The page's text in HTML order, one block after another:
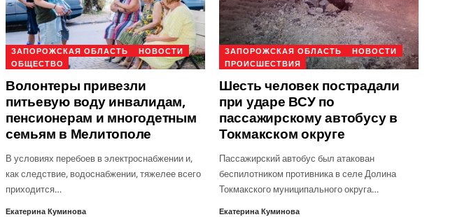
ЗАПОРОЖСКАЯ ОБЛАСТЬ
НОВОСТИ
ОБЩЕСТВО
Волонтеры привезли
питьевую воду инвалидам,
пенсионерам и многодетным
семьям в Мелитополе
В условиях перебоев в электроснабжении и,
как следствие, водоснабжении, тяжелее всего
приходится…
Екатерина Куминова
ЗАПОРОЖСКАЯ ОБЛАСТЬ
НОВОСТИ
ПРОИСШЕСТВИЯ
Шесть человек пострадали
при ударе ВСУ по
пассажирскому автобусу в
Токмакском округе
Пассажирский автобус был атакован
беспилотником противника в селе Долина
Токмакского муниципального округа…
Екатерина Куминова